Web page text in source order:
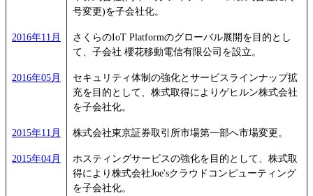
号変更)を子会社化。
2016年11月
さくらのIoT Platformのグローバル展開を目的とし
て、子会社 櫻花移動電信有限公司を設立。
2016年05月
セキュリティ体制の強化とサービスラインナップ拡
充を目的として、株式取得によりゲヒルン株式会社
を子会社化。
2015年11月 株式会社東京証券取引所市場第一部へ市場変更。
2015年04月
ホスティングサービスの強化を目的として、株式取
得により株式会社Joe'sクラウドコンピューティング
を子会社化。